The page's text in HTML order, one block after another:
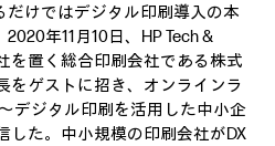
けではデジタル印刷導入の本
年11月10日、HP Tech &
を置く総合印刷会社である株式
をゲストに招き、オンラインラ
デジタル印刷を活用した中小企
した。中小規模の印刷会社がDX